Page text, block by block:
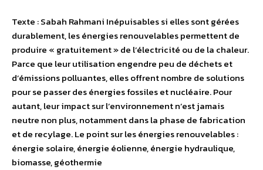
Texte : Sabah Rahmani Inépuisables si elles sont gérées
durablement, les énergies renouvelables permettent de
produire « gratuitement » de l’électricité ou de la chaleur.
Parce que leur utilisation engendre peu de déchets et
d’émissions polluantes, elles offrent nombre de solutions
pour se passer des énergies fossiles et nucléaire. Pour
autant, leur impact sur l’environnement n’est jamais
neutre non plus, notamment dans la phase de fabrication
et de recylage. Le point sur les énergies renouvelables :
énergie solaire, énergie éolienne, énergie hydraulique,
biomasse, géothermie